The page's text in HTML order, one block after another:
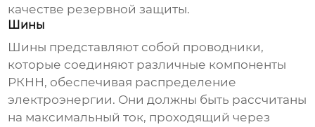
качестве резервной защиты.
Шины
Шины представляют собой проводники,
которые соединяют различные компоненты
РКНН, обеспечивая распределение
электроэнергии. Они должны быть рассчитаны
на максимальный ток, проходящий через